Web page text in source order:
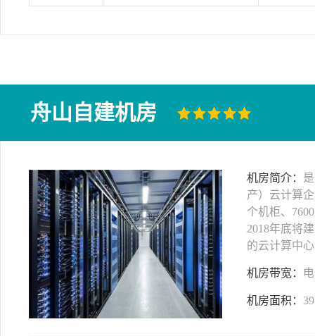
舟山自建机房
机房简介：
产）云计算
个机柜、
2018年底将
的云计算中
机房带宽：
机房面积：